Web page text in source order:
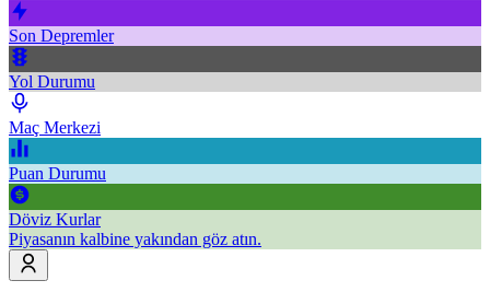
Son Depremler
Yol Durumu
Maç Merkezi
Puan Durumu
Döviz Kurlar
Piyasanın kalbine yakından göz atın.